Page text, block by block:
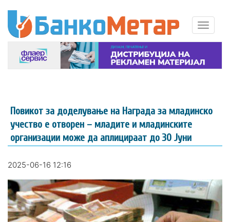
Повикот за доделување на Награда за младинско
учество е отворен – младите и младинските
организации може да аплицираат до 30 Јуни
2025-06-16 12:16